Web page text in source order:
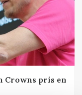
Crowns pris en